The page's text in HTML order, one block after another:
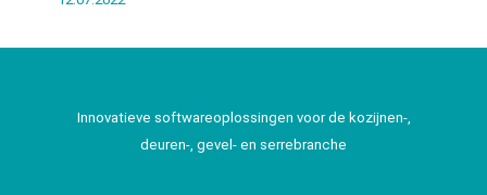
Innovatieve softwareoplossingen voor de kozijnen-,
deuren-, gevel- en serrebranche